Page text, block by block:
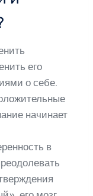
его
о себе.
начинает
в